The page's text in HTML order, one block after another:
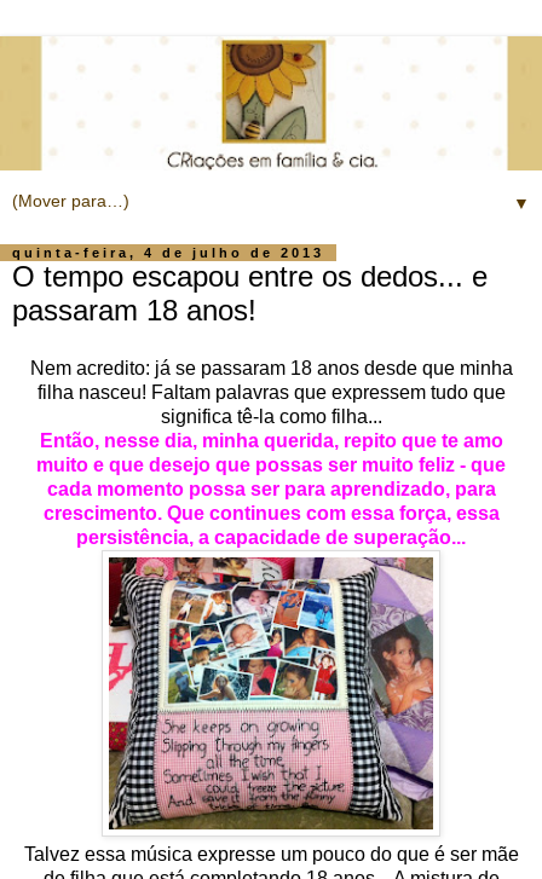
▼
quinta-feira, 4 de julho de 2013
O tempo escapou entre os dedos... e
passaram 18 anos!
Nem acredito: já se passaram 18 anos desde que minha
filha nasceu! Faltam palavras que expressem tudo que
significa tê-la como filha...
Então, nesse dia, minha querida, repito que te amo
muito e que desejo que possas ser muito feliz - que
cada momento possa ser para aprendizado, para
crescimento. Que continues com essa força, essa
persistência, a capacidade de superação...
Talvez essa música expresse um pouco do que é ser mãe